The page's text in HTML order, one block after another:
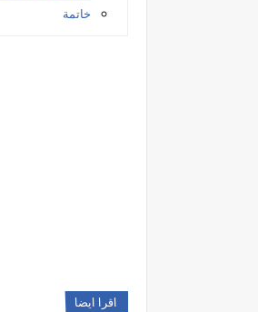
خاتمة
اقرا ايضا